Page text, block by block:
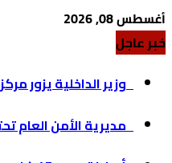
أغسطس 08, 2026
خبر عاجل
وزير الداخلية يزور
مديرية الأمن العام تحتفي بمرور